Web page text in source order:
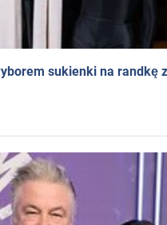
sukienki na randkę